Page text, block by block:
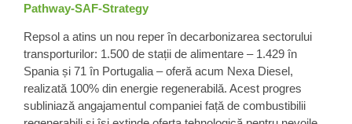
Pathway-SAF-Strategy
Repsol a atins un nou reper în decarbonizarea sectorului
transporturilor: 1.500 de stații de alimentare – 1.429 în
Spania și 71 în Portugalia – oferă acum Nexa Diesel,
realizată 100% din energie regenerabilă. Acest progres
subliniază angajamentul companiei față de combustibilii